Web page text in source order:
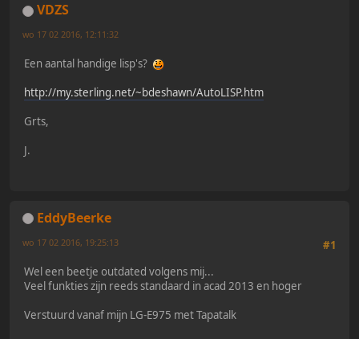
VDZS
wo 17 02 2016, 12:11:32
Een aantal handige lisp's?
http://my.sterling.net/~bdeshawn/AutoLISP.htm
Grts,
J.
EddyBeerke
#1
wo 17 02 2016, 19:25:13
Wel een beetje outdated volgens mij...
Veel funkties zijn reeds standaard in acad 2013 en hoger
Verstuurd vanaf mijn LG-E975 met Tapatalk